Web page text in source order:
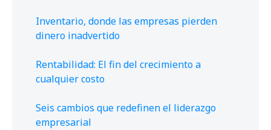
Inventario, donde las empresas pierden
dinero inadvertido
Rentabilidad: El fin del crecimiento a
cualquier costo
Seis cambios que redefinen el liderazgo
empresarial